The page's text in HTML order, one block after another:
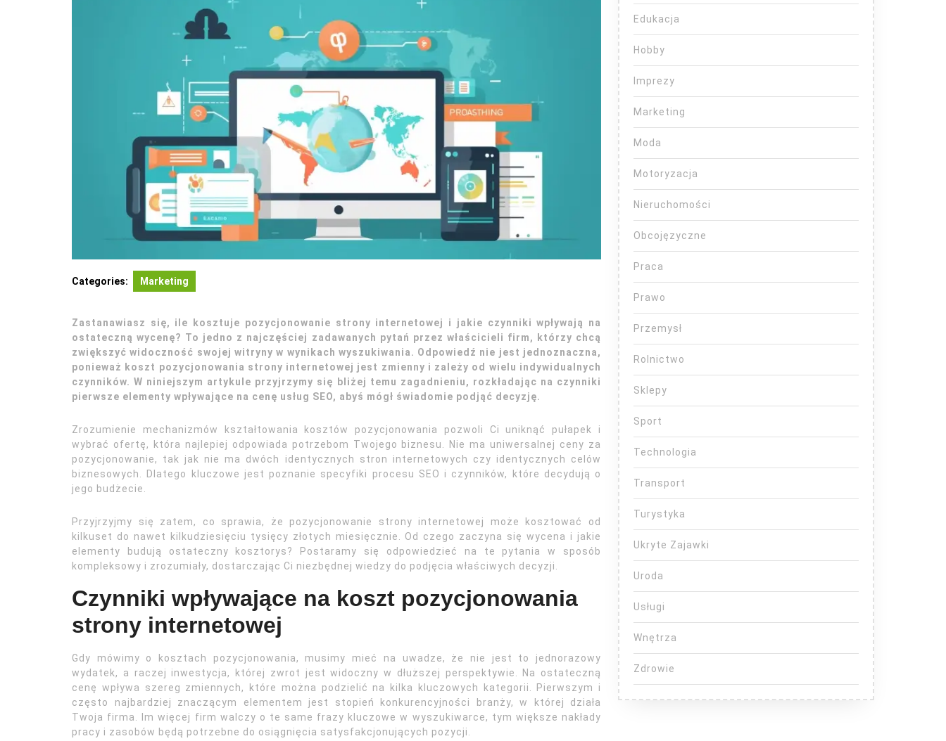
Categories: Marketing
Zastanawiasz się, ile kosztuje pozycjonowanie strony internetowej i jakie czynniki wpływają na
ostateczną wycenę? To jedno z najczęściej zadawanych pytań przez właścicieli firm, którzy chcą
zwiększyć widoczność swojej witryny w wynikach wyszukiwania. Odpowiedź nie jest jednoznaczna,
ponieważ koszt pozycjonowania strony internetowej jest zmienny i zależy od wielu indywidualnych
czynników. W niniejszym artykule przyjrzymy się bliżej temu zagadnieniu, rozkładając na czynniki
pierwsze elementy wpływające na cenę usług SEO, abyś mógł świadomie podjąć decyzję.
Zrozumienie mechanizmów kształtowania kosztów pozycjonowania pozwoli Ci uniknąć pułapek i
wybrać ofertę, która najlepiej odpowiada potrzebom Twojego biznesu. Nie ma uniwersalnej ceny za
pozycjonowanie, tak jak nie ma dwóch identycznych stron internetowych czy identycznych celów
biznesowych. Dlatego kluczowe jest poznanie specyfiki procesu SEO i czynników, które decydują o
jego budżecie.
Przyjrzyjmy się zatem, co sprawia, że pozycjonowanie strony internetowej może kosztować od
kilkuset do nawet kilkudziesięciu tysięcy złotych miesięcznie. Od czego zaczyna się wycena i jakie
elementy budują ostateczny kosztorys? Postaramy się odpowiedzieć na te pytania w sposób
kompleksowy i zrozumiały, dostarczając Ci niezbędnej wiedzy do podjęcia właściwych decyzji.
Czynniki wpływające na koszt pozycjonowania
strony internetowej
Gdy mówimy o kosztach pozycjonowania, musimy mieć na uwadze, że nie jest to jednorazowy
wydatek, a raczej inwestycja, której zwrot jest widoczny w dłuższej perspektywie. Na ostateczną
cenę wpływa szereg zmiennych, które można podzielić na kilka kluczowych kategorii. Pierwszym i
często najbardziej znaczącym elementem jest stopień konkurencyjności branży, w której działa
Twoja firma. Im więcej firm walczy o te same frazy kluczowe w wyszukiwarce, tym większe nakłady
pracy i zasobów będą potrzebne do osiągnięcia satysfakcjonujących pozycji.
Edukacja
Hobby
Imprezy
Marketing
Moda
Motoryzacja
Nieruchomości
Obcojęzyczne
Praca
Prawo
Przemysł
Rolnictwo
Sklepy
Sport
Technologia
Transport
Turystyka
Ukryte Zajawki
Uroda
Usługi
Wnętrza
Zdrowie